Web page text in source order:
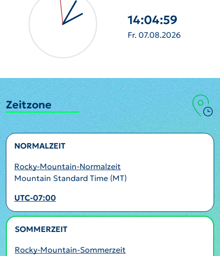
14:05:00
Fr. 07.08.2026
Zeitzone
NORMALZEIT
Rocky-Mountain-Normalzeit
Mountain Standard Time (MT)
UTC-07:00
SOMMERZEIT
Rocky-Mountain-Sommerzeit